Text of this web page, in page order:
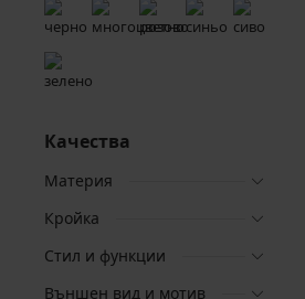
Качества
Материя
Кройка
Стил и функции
Външен вид и мотив